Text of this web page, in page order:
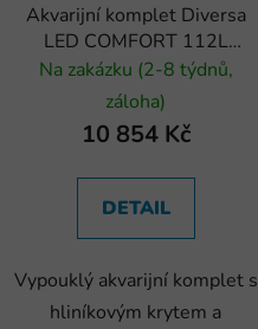
Akvarijní komplet Diversa
LED COMFORT 112L
vypouklý
Na zakázku (2-8 týdnů,
záloha)
10 854 Kč
DETAIL
Vypouklý akvarijní komplet s
hliníkovým krytem a